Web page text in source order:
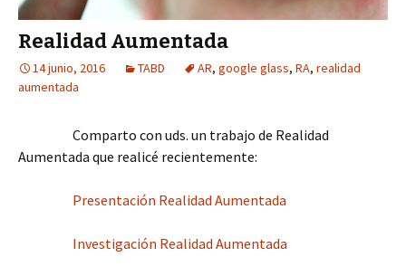
Realidad Aumentada
14 junio, 2016 TABD AR, google glass, RA, realidad
aumentada
Comparto con uds. un trabajo de Realidad
Aumentada que realicé recientemente:
Presentación Realidad Aumentada
Investigación Realidad Aumentada